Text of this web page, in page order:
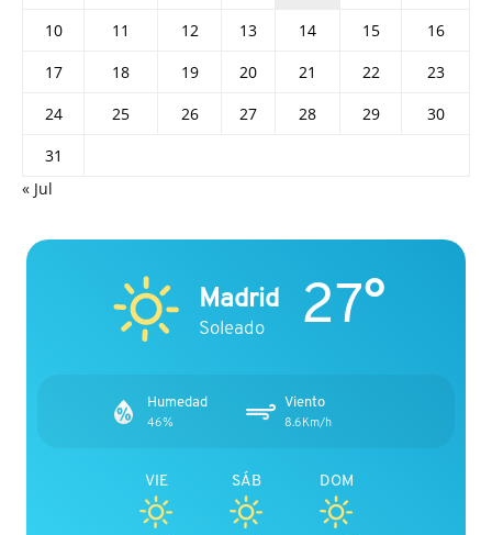
10
11 12 13 14 15
16
17
18 19 20 21 22
23
24
25 26 27 28 29
30
31
« Jul
Madrid
Soleado 27°
Humedad
46%
Viento
8.6Km/h
VIE SÁB DOM